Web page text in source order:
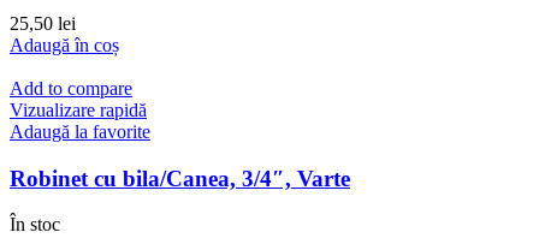
25,50 lei
Adaugă în coș
Add to compare
Vizualizare rapidă
Adaugă la favorite
Robinet cu bila/Canea, 3/4″, Varte
În stoc